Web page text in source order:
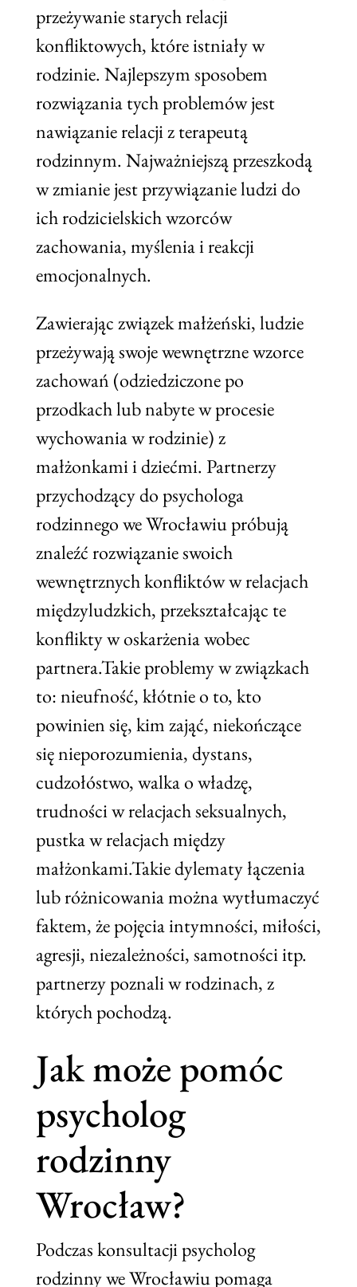
przeżywanie starych relacji
konfliktowych, które istniały w
rodzinie. Najlepszym sposobem
rozwiązania tych problemów jest
nawiązanie relacji z terapeutą
rodzinnym. Najważniejszą przeszkodą
w zmianie jest przywiązanie ludzi do
ich rodzicielskich wzorców
zachowania, myślenia i reakcji
emocjonalnych.
Zawierając związek małżeński, ludzie
przeżywają swoje wewnętrzne wzorce
zachowań (odziedziczone po
przodkach lub nabyte w procesie
wychowania w rodzinie) z
małżonkami i dziećmi. Partnerzy
przychodzący do psychologa
rodzinnego we Wrocławiu próbują
znaleźć rozwiązanie swoich
wewnętrznych konfliktów w relacjach
międzyludzkich, przekształcając te
konflikty w oskarżenia wobec
partnera.Takie problemy w związkach
to: nieufność, kłótnie o to, kto
powinien się, kim zająć, niekończące
się nieporozumienia, dystans,
cudzołóstwo, walka o władzę,
trudności w relacjach seksualnych,
pustka w relacjach między
małżonkami.Takie dylematy łączenia
lub różnicowania można wytłumaczyć
faktem, że pojęcia intymności, miłości,
agresji, niezależności, samotności itp.
partnerzy poznali w rodzinach, z
których pochodzą.
Jak może pomóc
psycholog
rodzinny
Wrocław?
Podczas konsultacji psycholog
rodzinny we Wrocławiu pomaga